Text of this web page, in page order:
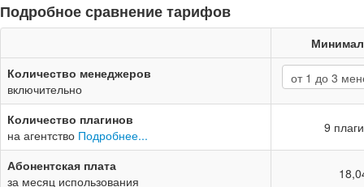
Подробное сравнение тарифов
Количество менеджеров
включительно
Количество плагинов
на агентство Подробнее... 9
Абонентская плата
за месяц использования